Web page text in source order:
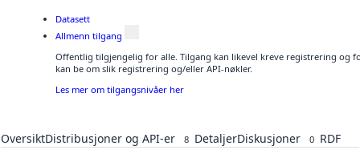
Datasett
Allmenn tilgang
Offentlig tilgjengelig for alle. Tilgang kan likevel kreve registrering og
kan be om slik registrering og/eller API-nøkler.
Les mer om tilgangsnivåer her
OversiktDistribusjoner og API-er 8 DetaljerDiskusjoner 0 RDF